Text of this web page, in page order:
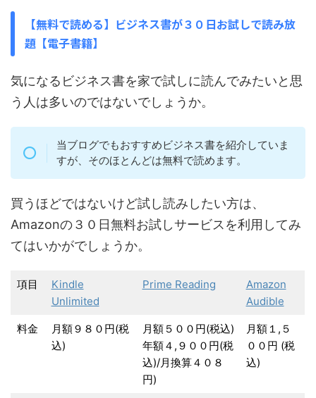
【無料で読める】ビジネス書が３０日お試しで読み放
題【電子書籍】
気になるビジネス書を家で試しに読んでみたいと思
う人は多いのではないでしょうか。
当ブログでもおすすめビジネス書を紹介していま
すが、そのほとんどは無料で読めます。
買うほどではないけど試し読みしたい方は、
Amazonの３０日無料お試しサービスを利用してみ
てはいかがでしょうか。
項目
Kindle
Unlimited
Prime Reading
Amazon
Audible
料金
月額９８０円(税
込)
月額５００円(税込)
年額４,９００円(税
込)/月換算４０８
円)
月額１,５
００円 (税
込)